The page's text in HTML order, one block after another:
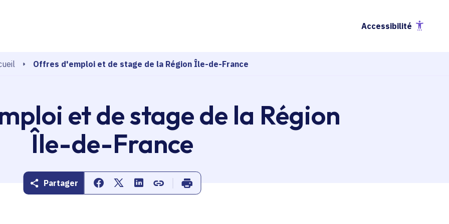
Accessibilité
Offres d'emploi et de stage de la Région Île-de-France
et de stage de la Région
Île-de-France
Partager Partager sur Facebook
Partager sur Twitter
Partager sur Linkedin
Copier dans le presse-papier
Imprimer